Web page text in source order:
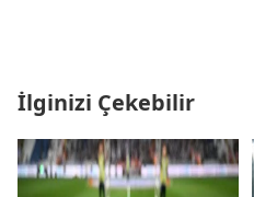
İlginizi Çekebilir